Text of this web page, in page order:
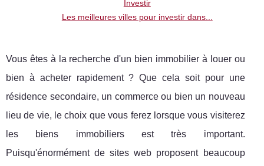
Investir
Les meilleures villes pour investir dans...
Vous êtes à la recherche d'un bien immobilier à louer ou
bien à acheter rapidement ? Que cela soit pour une
résidence secondaire, un commerce ou bien un nouveau
lieu de vie, le choix que vous ferez lorsque vous visiterez
les biens immobiliers est très important.
Puisqu'énormément de sites web proposent beaucoup